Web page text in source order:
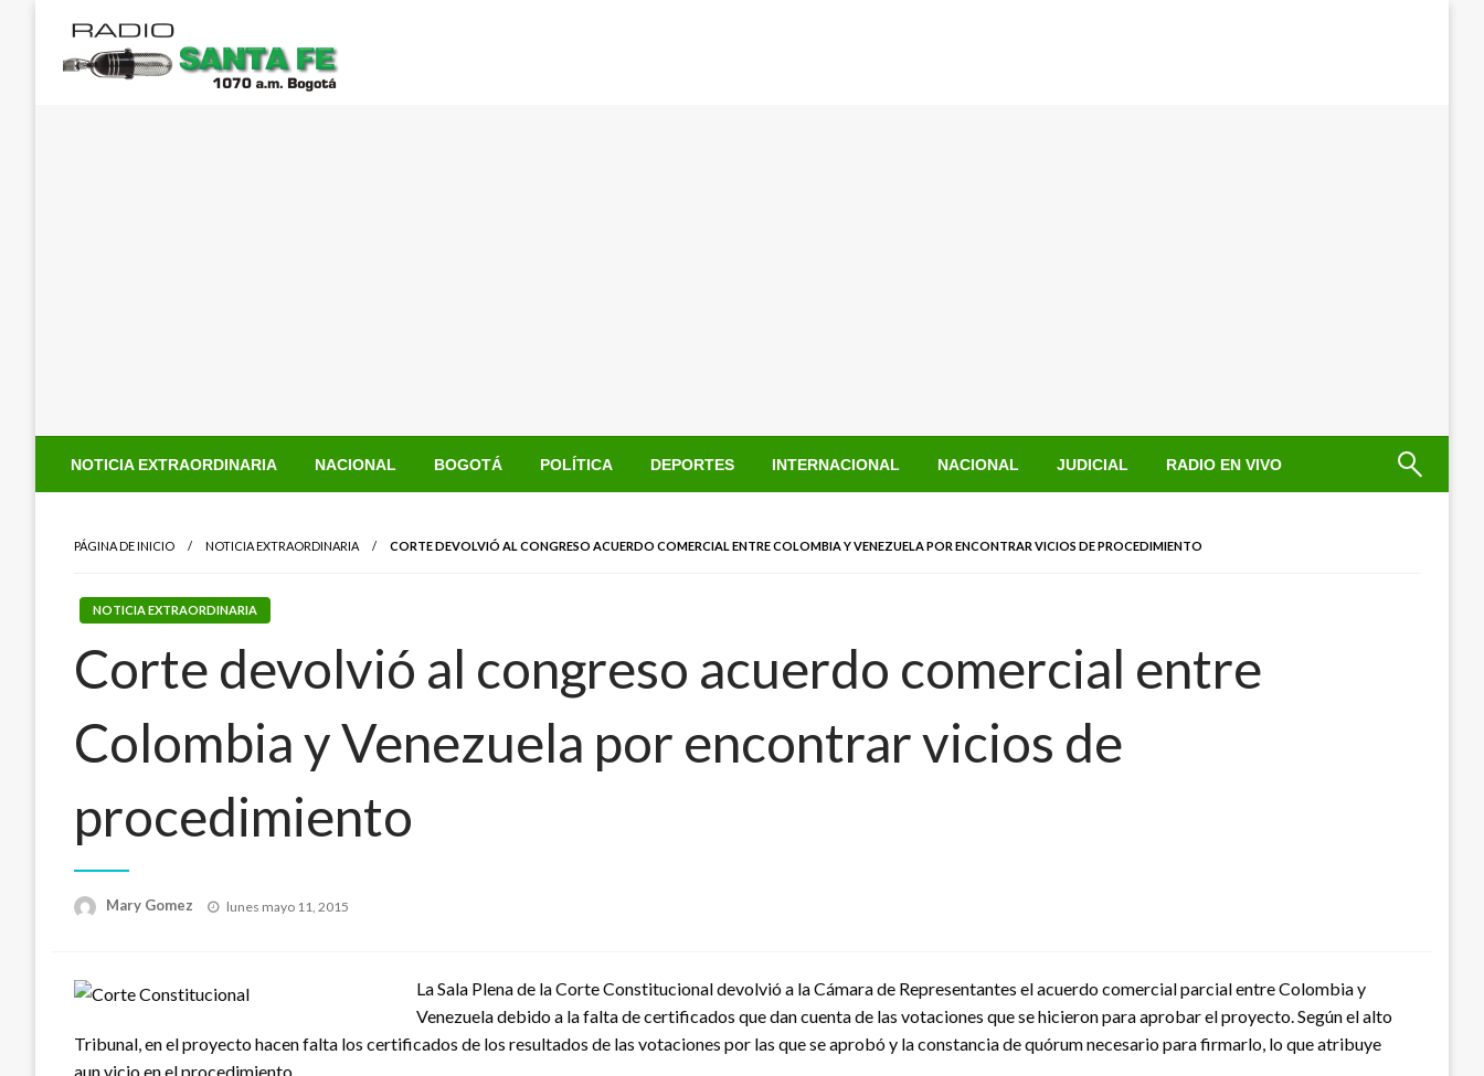
contenido
NOTICIA EXTRAORDINARIA NACIONAL BOGOTÁ POLÍTICA DEPORTES INTERNACIONAL NACIONAL JUDICIAL RADIO EN VIVO
PÁGINA DE INICIO NOTICIA EXTRAORDINARIA CORTE DEVOLVIÓ AL CONGRESO ACUERDO COMERCIAL ENTRE COLOMBIA Y VENEZUELA POR ENCONTRAR VICIOS DE PROCEDIMIENTO
NOTICIA EXTRAORDINARIA
Corte devolvió al congreso acuerdo comercial entre
Colombia y Venezuela por encontrar vicios de
procedimiento
Mary Gomez
Publicado
lunes mayo 11, 2015
La Sala Plena de la Corte Constitucional devolvió a la Cámara de Representantes el acuerdo comercial parcial entre Colombia y
Venezuela debido a la falta de certificados que dan cuenta de las votaciones que se hicieron para aprobar el proyecto. Según el alto
Tribunal, en el proyecto hacen falta los certificados de los resultados de las votaciones por las que se aprobó y la constancia de quórum necesario para firmarlo, lo que atribuye
aun vicio en el procedimiento.